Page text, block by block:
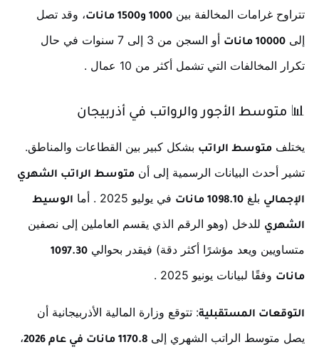
تتراوح غرامات المخالفة بين 1000 و1500 مانات
، وقد تصل
إلى 10000 مانات
أو السجن من 3 إلى 7 سنوات في حال
تكرار المخالفات التي تشمل أكثر من 10 عمال
.
📊 متوسط الأجور والرواتب في أذربيجان
يختلف متوسط الراتب بشكل كبير بين القطاعات والمناطق.
تشير أحدث البيانات الرسمية إلى أن متوسط الراتب الشهري
الإجمالي بلغ 1098.10 مانات في يوليو 2025 . أما الوسيط
الشهري للدخل (وهو الرقم الذي يقسم العاملين إلى نصفين
متساويين ويعد مؤشرًا أكثر دقة) فيقدر بحوالي 1097.30
مانات وفقًا لبيانات يونيو 2025 .
التوقعات المستقبلية: تتوقع وزارة المالية الأذربيجانية أن
يصل متوسط الراتب الشهري إلى 1170.8 مانات في عام 2026 ،